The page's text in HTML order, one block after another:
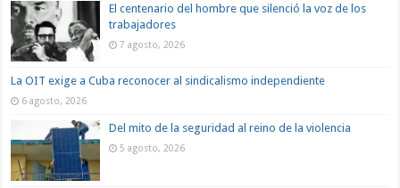
El centenario del hombre que silenció la voz de los
trabajadores
7 agosto, 2026
La OIT exige a Cuba reconocer al sindicalismo independiente
6 agosto, 2026
Del mito de la seguridad al reino de la violencia
5 agosto, 2026